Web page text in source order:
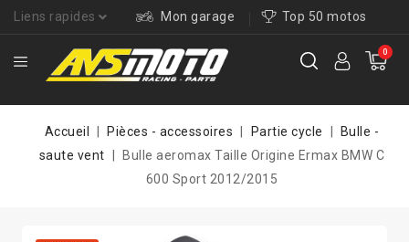
Liens rapides Mon garage Top 50 motos
0
Accueil Pièces - accessoires Partie cycle
Bulle -
saute vent
Bulle aeromax Taille Origine Ermax BMW C
600 Sport 2012/2015